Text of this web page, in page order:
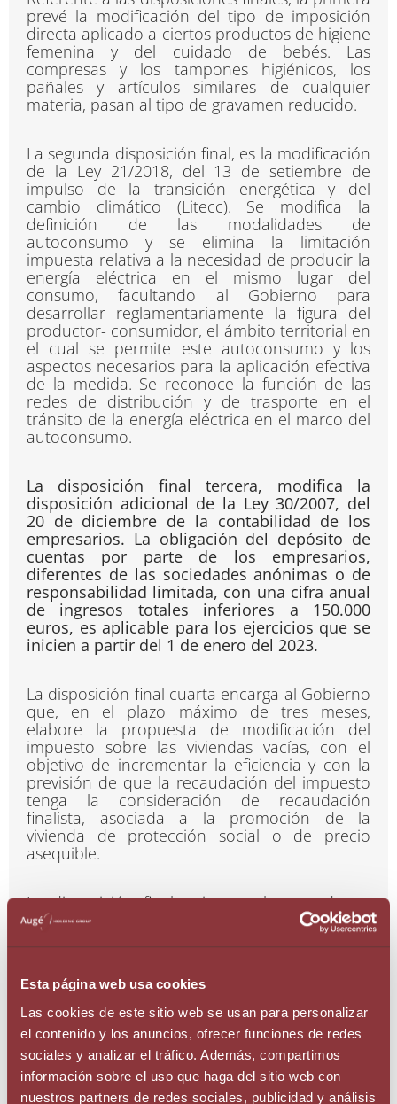
Esta página web usa cookies
Las cookies de este sitio web se usan para personalizar
el contenido y los anuncios, ofrecer funciones de redes
sociales y analizar el tráfico. Además, compartimos
información sobre el uso que haga del sitio web con
nuestros partners de redes sociales, publicidad y análisis
prevé la modificación del tipo de imposición
directa aplicado a ciertos productos de higiene
femenina y del cuidado de bebés. Las
compresas y los tampones higiénicos, los
pañales y artículos similares de cualquier
materia, pasan al tipo de gravamen reducido.
La segunda disposición final, es la modificación
de la Ley 21/2018, del 13 de setiembre de
impulso de la transición energética y del
cambio climático (Litecc). Se modifica la
definición de las modalidades de
autoconsumo y se elimina la limitación
impuesta relativa a la necesidad de producir la
energía eléctrica en el mismo lugar del
consumo, facultando al Gobierno para
desarrollar reglamentariamente la figura del
productor- consumidor, el ámbito territorial en
el cual se permite este autoconsumo y los
aspectos necesarios para la aplicación efectiva
de la medida. Se reconoce la función de las
redes de distribución y de trasporte en el
tránsito de la energía eléctrica en el marco del
autoconsumo.
La disposición final tercera, modifica la
disposición adicional de la Ley 30/2007, del
20 de diciembre de la contabilidad de los
empresarios. La obligación del depósito de
cuentas por parte de los empresarios,
diferentes de las sociedades anónimas o de
responsabilidad limitada, con una cifra anual
de ingresos totales inferiores a 150.000
euros, es aplicable para los ejercicios que se
inicien a partir del 1 de enero del 2023.
La disposición final cuarta encarga al Gobierno
que, en el plazo máximo de tres meses,
elabore la propuesta de modificación del
impuesto sobre las viviendas vacías, con el
objetivo de incrementar la eficiencia y con la
previsión de que la recaudación del impuesto
tenga la consideración de recaudación
finalista, asociada a la promoción de la
vivienda de protección social o de precio
asequible.
La disposición final quinta es la entrada en
vigor de la Ley, al día siguiente de ser
publicada en el BOPA, excepto la disposición
del 2022.
Paramás informaciónconsúltese:
BOPA>Núm. 76 any 2022 (22 de juny de
2022)>Llei 17/2022, del 9 de juny, de mesures
per millorar el poder adquisitiu de la
ciutadania.